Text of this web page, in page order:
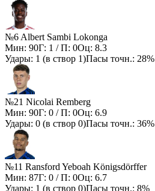
№6 Albert Sambi Lokonga
Мин: 90Г: 1 / П: 0Оц: 8.3
Удары: 1 (в створ 1)Пасы точн.: 28%
№21 Nicolai Remberg
Мин: 90Г: 0 / П: 0Оц: 6.9
Удары: 0 (в створ 0)Пасы точн.: 36%
№11 Ransford Yeboah Königsdörffer
Мин: 87Г: 0 / П: 0Оц: 6.7
Удары: 1 (в створ 0)Пасы точн.: 8%